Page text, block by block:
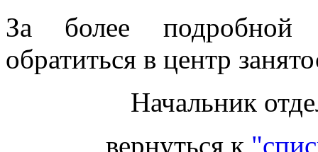
За более подробной
обратиться в центр
Начальник
вернуться к